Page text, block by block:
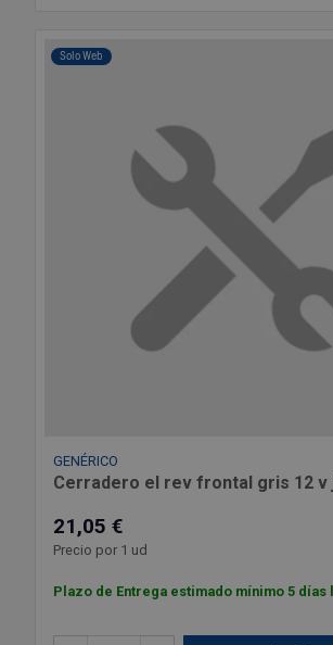
Solo Web
GENÉRICO
Cerradero el rev frontal gris 12 v
21,05 €
Precio por 1 ud
Plazo de Entrega estimado mínimo 5